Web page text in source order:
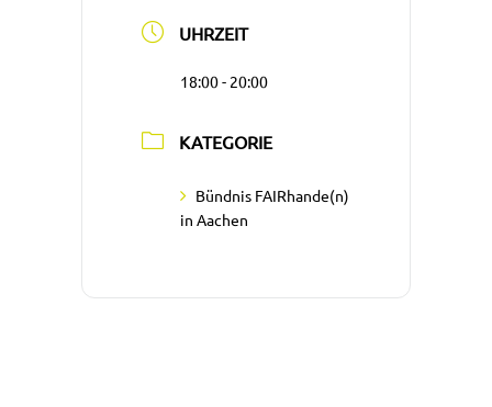
UHRZEIT
18:00 - 20:00
KATEGORIE
Bündnis FAIRhande(n)
in Aachen